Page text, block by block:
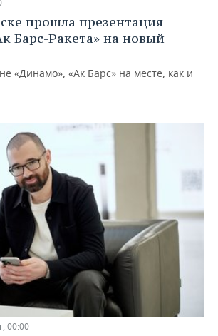
прошла презентация
Барс-Ракета» на новый
«Динамо», «Ак Барс» на месте, как и
00:00